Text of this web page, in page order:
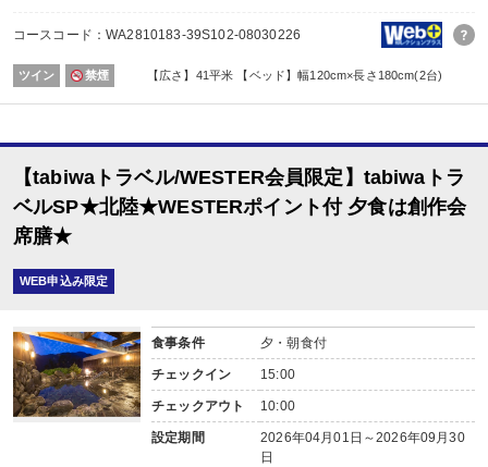
（誕生日・結婚記念日・賀寿・その他の記念日/要事前予約）
※期間は問いませんが極端に該当日がずれている場合は対応できません。
※証明できるものをお持ちください。
※記念日の内容（例：誕生日）、記念日の対象者（名前）、記念日の日にちを
場所:
その他（レストラン又は広間 ※お選びいただけません。）
創作会席膳（季節毎に内容変更されます。）
※夕食開始時間は予約条件入力の画面でチェックを入れてください。
■朝食
場所:
その他（レストラン又は宴会場又は食事処 ※お選びいただけません。）
内容:
和定食
コースコード：WA2810183-39S102-08030226
ツイン 禁煙 【広さ】41平米 【ベッド】幅120cm×長さ180cm(2台)
【tabiwaトラベル/WESTER会員限定】tabiwaトラ
ベルSP★北陸★WESTERポイント付 夕食は創作会
席膳★
WEB申込み限定
食事条件 夕・朝食付
チェックイン 15:00
チェックアウト 10:00
設定期間
2026年04月01日～2026年09月30
日